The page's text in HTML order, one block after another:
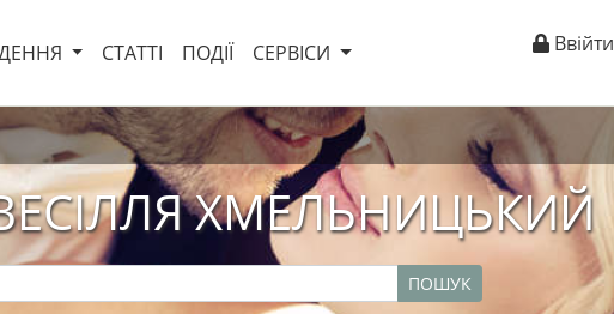
СТАТТІ ПОДІЇ СЕРВІСИ Ввійти
ХМЕЛЬНИЦЬКИЙ
ПОШУК